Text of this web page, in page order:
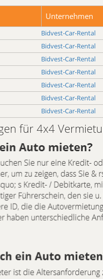
Unternehmen
Bidvest-Car-Rental
Bidvest-Car-Rental
Bidvest-Car-Rental
Bidvest-Car-Rental
Bidvest-Car-Rental
Bidvest-Car-Rental
Bidvest-Car-Rental
für 4x4